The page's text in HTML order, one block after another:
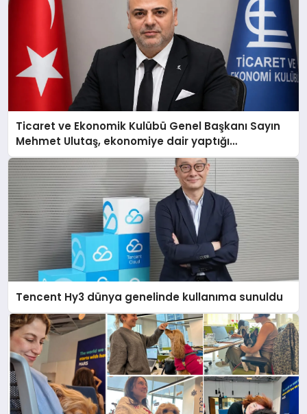
Ticaret ve Ekonomik Kulübü Genel Başkanı Sayın
Mehmet Ulutaş, ekonomiye dair yaptığı
açıklamada şunları kaydetti:
Tencent Hy3 dünya genelinde kullanıma sunuldu